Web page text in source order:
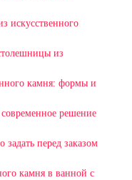
искусственного
из
камня: формы и
решение
перед заказом
камня в ванной с